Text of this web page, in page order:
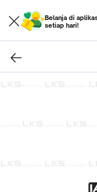
Belanja di
setiap hari!